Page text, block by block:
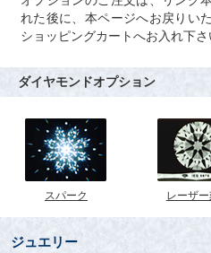
れた後に、本ページへお戻りい
ショッピングカートへお入れ下さ
ダイヤモンドオプション
スパーク レーザ
ジュエリー